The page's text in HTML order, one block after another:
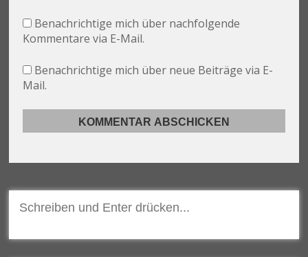
Benachrichtige mich über nachfolgende
Kommentare via E-Mail.
Benachrichtige mich über neue Beiträge via E-
Mail.
nach: